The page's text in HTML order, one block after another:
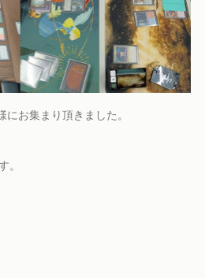
お集まり頂きました。
。